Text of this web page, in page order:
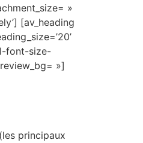
»
[av_heading
font-size-
»]
principaux